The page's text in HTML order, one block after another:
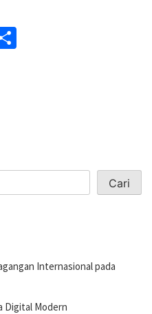
Cari
Internasional pada
Digital Modern